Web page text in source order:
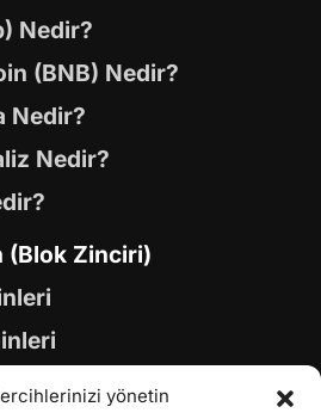
yönetin
Nedir?
(BNB) Nedir?
Nedir?
Nedir?
(Blok Zinciri)
(AI) Coinleri